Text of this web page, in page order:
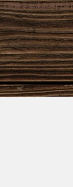
【香港多年水晶專門店